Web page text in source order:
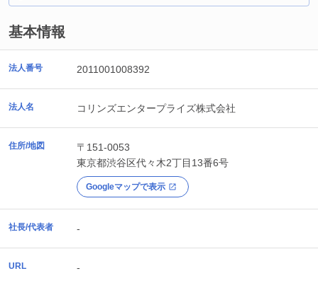
基本情報
法人番号 2011001008392
法人名 コリンズエンタープライズ株式会社
住所/地図
〒151-0053
東京都渋谷区代々木2丁目13番6号
Googleマップで表示
社長/代表者 -
URL -